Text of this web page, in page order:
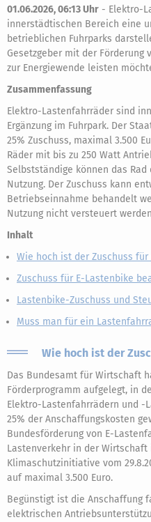
01.06.2026, 06:13 Uhr - Elektro-
innerstädtischen Bereich eine
betrieblichen Fuhrparks
Gesetzgeber mit der Förderung
zur Energiewende leisten
Zusammenfassung
Elektro-Lastenfahrräder sind
Ergänzung im Fuhrpark. Der
25% Zuschuss, maximal 3.500
Räder mit bis zu 250 Watt
Selbstständige können das
Nutzung. Der Zuschuss kann
Betriebseinnahme behandelt
Nutzung nicht versteuert
Inhalt
Wie hoch ist der Zuschuss für
Zuschuss für E-Lastenbike
Lastenbike-Zuschuss und
Muss man für ein
Wie hoch ist der
Das Bundesamt für Wirtschaft
Förderprogramm aufgelegt, in
Elektro-Lastenfahrrädern und -
25% der Anschaffungskosten
Bundesförderung von E-
Lastenverkehr in der
Klimaschutzinitiative vom
auf maximal 3.500 Euro.
Begünstigt ist die Anschaffung
elektrischen